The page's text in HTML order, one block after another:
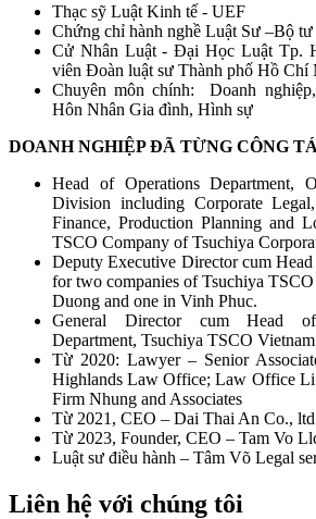
Thạc sỹ Luật Kinh tế - UEF
Chứng chỉ hành nghề Luật Sư –Bộ tư
Cử Nhân Luật - Đại Học Luật Tp.
viên Đoàn luật sư Thành phố Hồ Chí
Chuyên môn chính: Doanh
Hôn Nhân Gia đình, Hình sự
DOANH NGHIỆP ĐÃ TỪNG CÔNG
Head of Operations Department,
Division including Corporate
Finance, Production Planning and
TSCO Company of Tsuchiya
Deputy Executive Director cum
for two companies of Tsuchiya
Duong and one in Vinh Phuc.
General Director cum Head
Department, Tsuchiya TSCO
Từ 2020: Lawyer – Senior
Highlands Law Office; Law Office Li
Firm Nhung and Associates
Từ 2021, CEO – Dai Thai An Co., ltd
Từ 2023, Founder, CEO – Tam Vo
Luật sư điều hành – Tâm Võ Legal
Liên hệ với chúng tôi